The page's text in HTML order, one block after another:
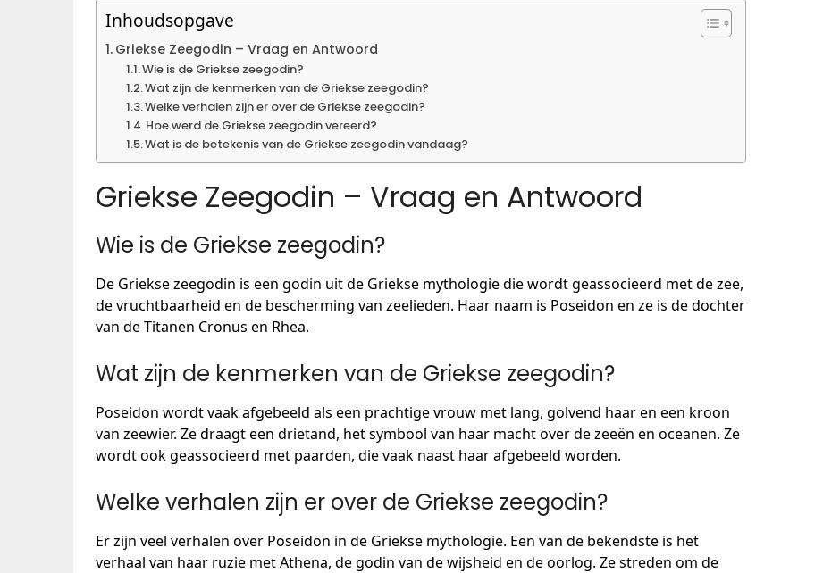
Inhoudsopgave
Griekse Zeegodin – Vraag en Antwoord
Wie is de Griekse zeegodin?
Wat zijn de kenmerken van de Griekse zeegodin?
Welke verhalen zijn er over de Griekse zeegodin?
Hoe werd de Griekse zeegodin vereerd?
Wat is de betekenis van de Griekse zeegodin vandaag?
Griekse Zeegodin – Vraag en Antwoord
Wie is de Griekse zeegodin?
De Griekse zeegodin is een godin uit de Griekse mythologie die wordt geassocieerd met de zee,
de vruchtbaarheid en de bescherming van zeelieden. Haar naam is Poseidon en ze is de dochter
van de Titanen Cronus en Rhea.
Wat zijn de kenmerken van de Griekse zeegodin?
Poseidon wordt vaak afgebeeld als een prachtige vrouw met lang, golvend haar en een kroon
van zeewier. Ze draagt een drietand, het symbool van haar macht over de zeeën en oceanen. Ze
wordt ook geassocieerd met paarden, die vaak naast haar afgebeeld worden.
Welke verhalen zijn er over de Griekse zeegodin?
Er zijn veel verhalen over Poseidon in de Griekse mythologie. Een van de bekendste is het
verhaal van haar ruzie met Athena, de godin van de wijsheid en de oorlog. Ze streden om de